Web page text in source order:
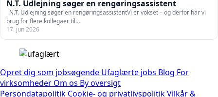
N.T. Udlejning søger en rengøringsassistent
N.T. Udlejning søger en rengøringsassistentVi er vokset – og derfor har vi
brug for flere kollegaer til…
17. jun 2026
Opret dig som jobsøgende Ufaglærte jobs Blog For
virksomheder Om os By oversigt
Persondatapolitik Cookie- og privatlivspolitikVilkår &